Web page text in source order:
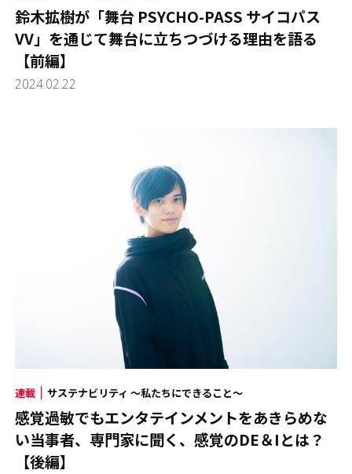
鈴木拡樹が「舞台 PSYCHO-PASS サイコパス
VV」を通じて舞台に立ちつづける理由を語る
【前編】
2024.02.22
連載 サステナビリティ ～私たちにできること～
感覚過敏でもエンタテインメントをあきらめな
い――当事者、専門家に聞く、感覚のDE＆Iとは？
【後編】